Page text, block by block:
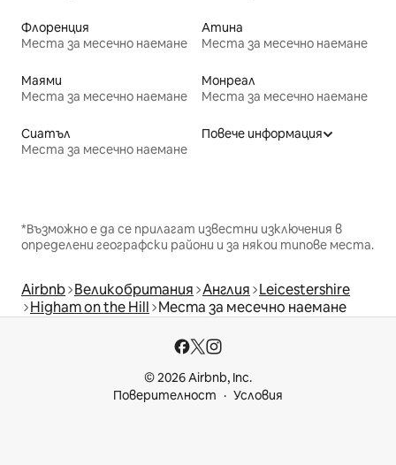
Флоренция
Места за месечно наемане
Атина
Места за месечно наемане
Маями
Места за месечно наемане
Монреал
Места за месечно наемане
Сиатъл
Места за месечно наемане
Повече информация
*Възможно е да се прилагат известни изключения в
определени географски райони и за някои типове места.
Airbnb Великобритания Англия Leicestershire
Higham on the Hill Места за месечно наемане
© 2026 Airbnb, Inc.
Поверителност
Условия